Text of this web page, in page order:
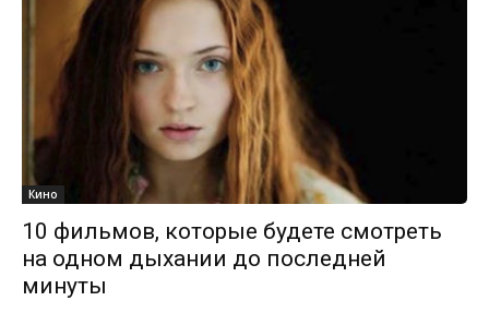
Кино
10 фильмов, которые будете смотреть
на одном дыхании до последней
минуты